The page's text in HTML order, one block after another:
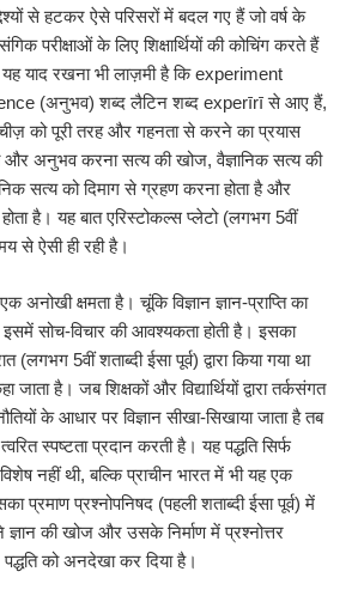
से हटकर ऐसे परिसरों में बदल गए हैं जो वर्ष के
परीक्षाओं के लिए शिक्षार्थियों की कोचिंग करते हैं
यह याद रखना भी लाज़मी है कि experiment
(अनुभव) शब्द लैटिन शब्द experīrī से आए हैं,
को पूरी तरह और गहनता से करने का प्रयास
और अनुभव करना सत्य की खोज, वैज्ञानिक सत्य की
सत्य को दिमाग से ग्रहण करना होता है और
है। यह बात एरिस्टोकल्स प्लेटो (लगभग 5वीं
से ऐसी ही रही है।
अनोखी क्षमता है। चूंकि विज्ञान ज्ञान-प्राप्ति का
सोच-विचार की आवश्यकता होती है। इसका
5वीं शताब्दी ईसा पूर्व) द्वारा किया गया था
जाता है। जब शिक्षकों और विद्यार्थियों द्वारा तर्कसंगत
के आधार पर विज्ञान सीखा-सिखाया जाता है तब
स्पष्टता प्रदान करती है। यह पद्धति सिर्फ
नहीं थी, बल्कि प्राचीन भारत में भी यह एक
प्रमाण प्रश्नोपनिषद (पहली शताब्दी ईसा पूर्व) में
की खोज और उसके निर्माण में प्रश्नोत्तर
पद्धति को अनदेखा कर दिया है।